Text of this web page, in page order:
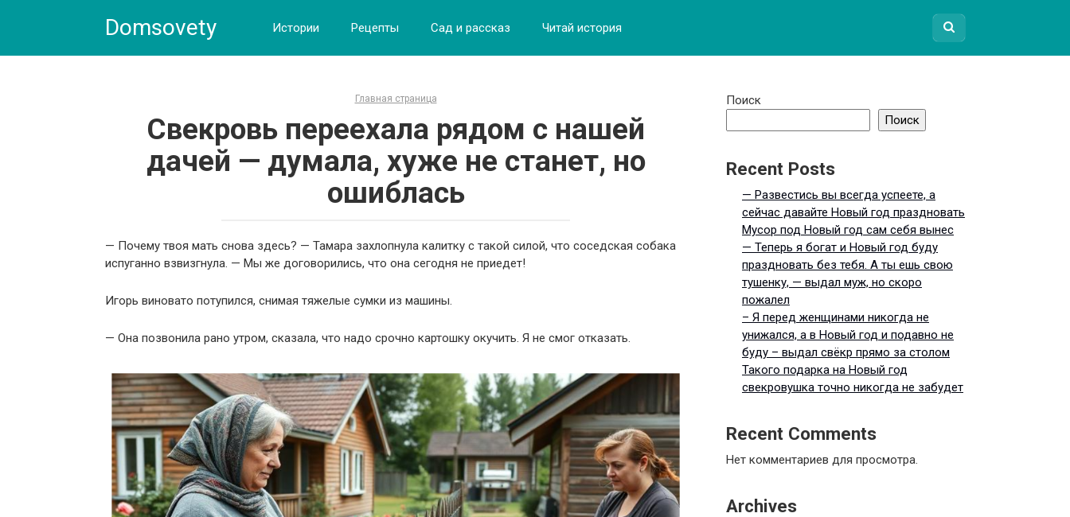
Domsovety Истории Рецепты Сад и рассказ Читай история
Главная страница
Свекровь переехала рядом с нашей
дачей — думала, хуже не станет, но
ошиблась
— Почему твоя мать снова здесь? — Тамара захлопнула калитку с такой силой, что соседская собака
испуганно взвизгнула. — Мы же договорились, что она сегодня не приедет!
Игорь виновато потупился, снимая тяжелые сумки из машины.
— Она позвонила рано утром, сказала, что надо срочно картошку окучить. Я не смог отказать.
Поиск
Поиск
Recent Posts
— Развестись вы всегда успеете, а
сейчас давайте Новый год праздновать
Мусор под Новый год сам себя вынес
— Теперь я богат и Новый год буду
праздновать без тебя. А ты ешь свою
тушенку, — выдал муж, но скоро
пожалел
– Я перед женщинами никогда не
унижался, а в Новый год и подавно не
буду – выдал свёкр прямо за столом
Такого подарка на Новый год
свекровушка точно никогда не забудет
Recent Comments
Нет комментариев для просмотра.
Archives